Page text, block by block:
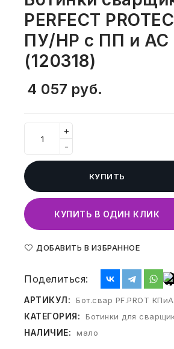
ХОЗТОВАРЫ И ХИМИЯ
ПОДАРКИ И СУВЕНИРЫ
ШКОЛА И ТВОРЧЕСТВО
МЕБЕЛЬ
МЕБЕЛЬ
МЕДИЦИНСКИЕ ТОВАРЫ
СРЕДСТВА ИНДИВИД. ЗАЩИТЫ
(СИЗ)
ТОВАРЫ ДЛЯ МЕДИЦИНЫ
КАНЦТОВАРЫ
ДОМ И САД
РАЗВИВАЮЩЕЕ ОБОРУДОВАНИЕ
СВОБОДНЫЙ ОСТАТОК ТОВАРА
PERFECT
ПУ/НР с ПП и АС
(120318)
4 057 руб.
+
-
КУПИТЬ
КУПИТЬ В ОДИН КЛИК
ДОБАВИТЬ В ИЗБРАННОЕ
Поделиться:
АРТИКУЛ: Бот.свар PF.PROT
КАТЕГОРИЯ: Ботинки для
НАЛИЧИЕ: мало